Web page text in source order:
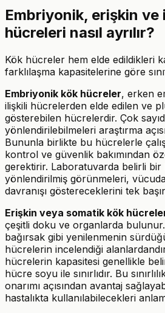
Embriyonik, erişkin ve
hücreleri nasıl ayrılır?
Kök hücreler hem elde edildikleri
farklılaşma kapasitelerine göre
Embriyonik kök hücreler, erken
ilişkili hücrelerden elde edilen ve
gösterebilen hücrelerdir. Çok
yönlendirilebilmeleri araştırma
Bununla birlikte bu hücrelerle
kontrol ve güvenlik bakımından
gerektirir. Laboratuvarda belirli bir
yönlendirilmiş görünmeleri,
davranışı göstereceklerini tek
Erişkin veya somatik kök
çeşitli doku ve organlarda
bağırsak gibi yenilenmenin
hücrelerin incelendiği
hücrelerin kapasitesi genellikle
hücre soyu ile sınırlıdır. Bu
onarımı açısından avantaj
hastalıkta kullanılabilecekleri